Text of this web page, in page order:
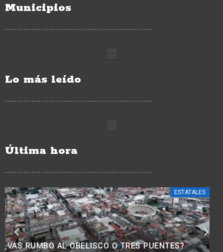
Municipios
Lo más leído
Última hora
ESTATALES
¿BUSCAS TRABAJO? HABRÁ JORNADA PARA